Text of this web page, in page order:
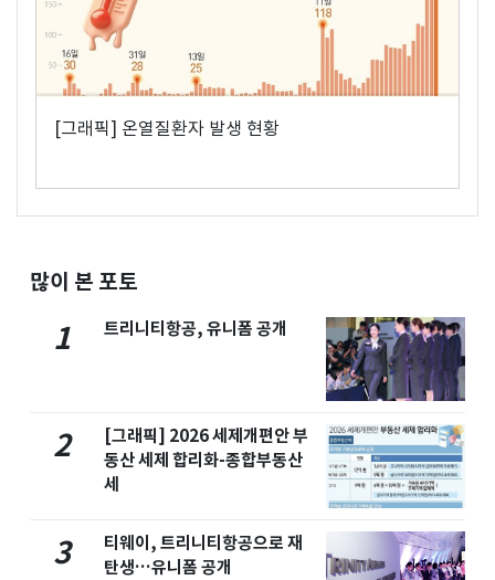
[그래픽] 온열질환자 발생 현황
많이 본 포토
1 트리니티항공, 유니폼 공개
2
[그래픽] 2026 세제개편안 부
동산 세제 합리화-종합부동산
세
3
티웨이, 트리니티항공으로 재
탄생…유니폼 공개